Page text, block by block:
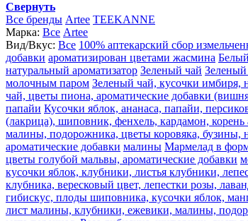
Свернуть
Все бренды Artee TEEKANNE
Марка: Все Artee
Вид/Вкус: Все 100% аптекарский сбор
добавки ароматизирован цветами жасмина
натуральный ароматизатор Зеленый чай Зеленый
молочным паром Зеленый чай, кусочки имбиря,
чай, цветы пиона, ароматические добавки
папайи Кусочки яблок, ананаса, папайи,
(лакрица), шиповник, фенхель, кардамон,
малины, подорожника, цветы коровяка, бузины,
ароматические добавки малины Мармелад в
цветы голубой мальвы, ароматические добавки
кусочки яблок, клубники, листья клубники,
клубника, вересковый цвет, лепестки розы,
гибискус, плоды шиповника, кусочки яблок,
лист малины, клубники, ежевики, малины,